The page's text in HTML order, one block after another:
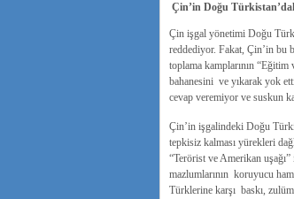
Çin’in Doğu
Çin işgal yönetimi Doğu
reddediyor. Fakat, Çin’in bu
toplama kamplarının
bahanesini ve yıkarak yok
cevap veremiyor ve suskun
Çin’in işgalindeki Doğu
tepkisiz kalması yürekleri
“Terörist ve Amerikan
mazlumlarının koruyucu
Türklerine karşı baskı,